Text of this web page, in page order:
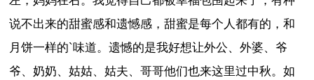
说不出来的甜蜜感和遗憾感，甜蜜是每个人都有的，和
月饼一样的`味道。遗憾的是我好想让外公、外婆、爷
爷、奶奶、姑姑、姑夫、哥哥他们也来这里过中秋。如